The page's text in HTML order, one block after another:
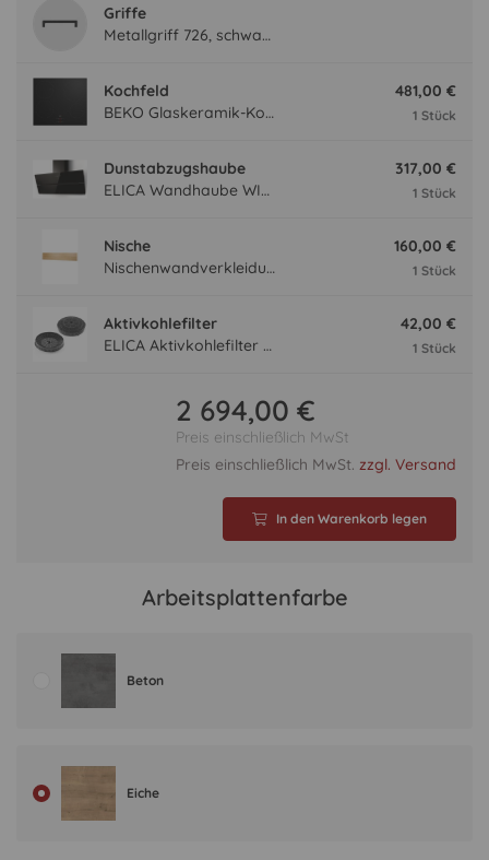
Arbeitsplattenfarbe
Beton
Eiche
Griffe
Metallgriff 726, schwarz
Kochfeld
BEKO Glaskeramik-Kochfeld HII 64400 MT mit Induktion, Sologerät, Rahmenlos HII64400MT
481,00 €
1 Stück
Dunstabzugshaube
ELICA Wandhaube WISE90BK, 900 mm breit, schwarz WISE90BK
317,00 €
1 Stück
Nische
Nischenwandverkleidung NVF240-54
160,00 €
1 Stück
Aktivkohlefilter
ELICA Aktivkohlefilter AFWAKETIFFANY
42,00 €
1 Stück
2 694,00 €
Preis einschließlich MwSt
Preis einschließlich MwSt. zzgl. Versand
In den Warenkorb legen